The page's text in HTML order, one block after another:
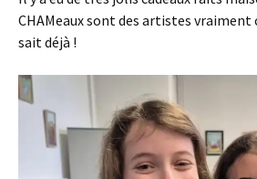
CHAMeaux sont des artistes vraiment
sait déjà !